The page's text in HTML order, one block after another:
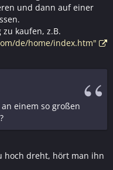
und dann auf einer
kaufen, z.B.
de/home/index.htm"
einem so großen
hoch dreht, hört man ihn